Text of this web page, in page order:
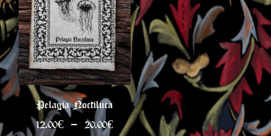
Pelagia Noctiluca
12.00€ 20.00€Plage